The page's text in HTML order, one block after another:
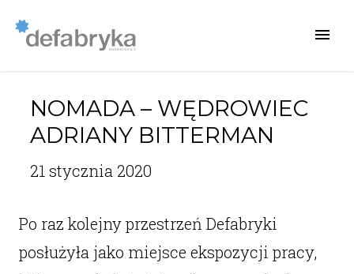
NOMADA – WĘDROWIEC
ADRIANY BITTERMAN
21 stycznia 2020
Po raz kolejny przestrzeń Defabryki
posłużyła jako miejsce ekspozycji pracy,